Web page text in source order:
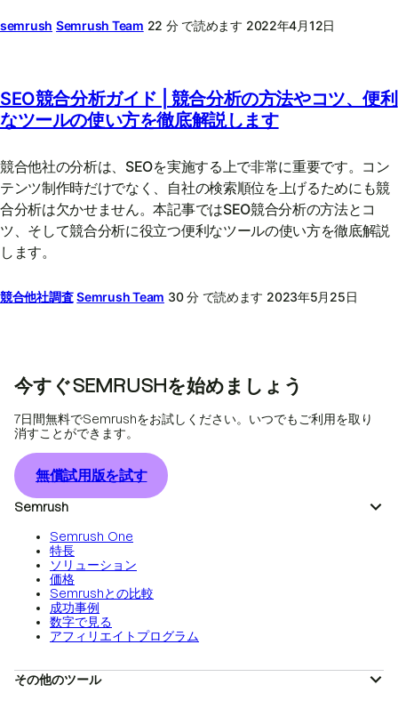
semrush Semrush Team 22 分 で読めます 2022年4月12日
SEO競合分析ガイド | 競合分析の方法やコツ、便利
なツールの使い方を徹底解説します
競合他社の分析は、SEOを実施する上で非常に重要です。コン
テンツ制作時だけでなく、自社の検索順位を上げるためにも競
合分析は欠かせません。本記事ではSEO競合分析の方法とコ
ツ、そして競合分析に役立つ便利なツールの使い方を徹底解説
します。
競合他社調査 Semrush Team 30 分 で読めます 2023年5月25日
今すぐSEMRUSHを始めましょう
7日間無料でSemrushをお試しください。いつでもご利用を取り
消すことができます。
無償試用版を試す
Semrush
Semrush One
特長
ソリューション
価格
Semrushとの比較
成功事例
数字で見る
アフィリエイトプログラム
その他のツール